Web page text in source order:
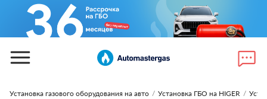
Установка газового оборудования на авто / Установка ГБО на HIGER /